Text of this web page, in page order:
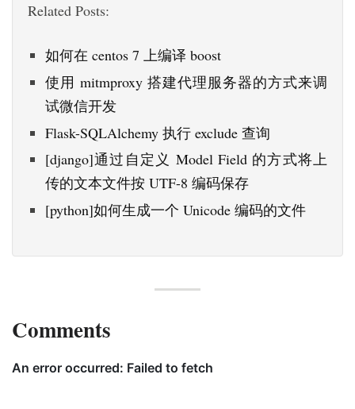
Related Posts:
如何在 centos 7 上编译 boost
使用 mitmproxy 搭建代理服务器的方式来调
试微信开发
Flask-SQLAlchemy 执行 exclude 查询
[django]通过自定义 Model Field 的方式将上
传的文本文件按 UTF-8 编码保存
[python]如何生成一个 Unicode 编码的文件
Comments